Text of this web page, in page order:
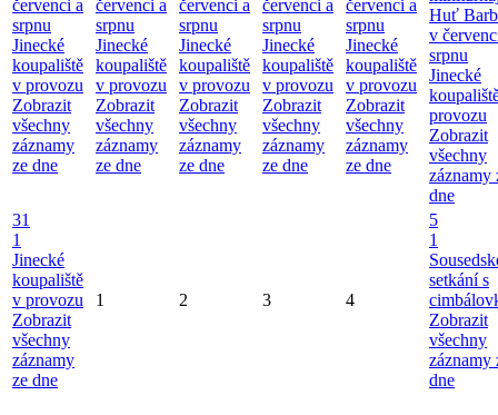
červenci a
srpnu
Jinecké
koupaliště
v provozu
Zobrazit
všechny
záznamy
ze dne
červenci a
srpnu
Jinecké
koupaliště
v provozu
Zobrazit
všechny
záznamy
ze dne
červenci a
srpnu
Jinecké
koupaliště
v provozu
Zobrazit
všechny
záznamy
ze dne
červenci a
srpnu
Jinecké
koupaliště
v provozu
Zobrazit
všechny
záznamy
ze dne
červenci a
srpnu
Jinecké
koupaliště
v provozu
Zobrazit
všechny
záznamy
ze dne
Huť
v
srpnu
Jinecké
provozu
Zobrazit
všechny
záznamy
dne
31
1
Jinecké
koupaliště
v provozu
Zobrazit
všechny
záznamy
ze dne
1 2 3 4
5
1
setkání s
Zobrazit
všechny
záznamy
dne